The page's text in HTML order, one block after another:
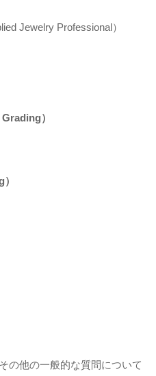
Jewelry Professional）
）
の他の一般的な質問について